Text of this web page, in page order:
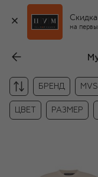
на
БРЕНД
ЦВЕТ РАЗМЕР